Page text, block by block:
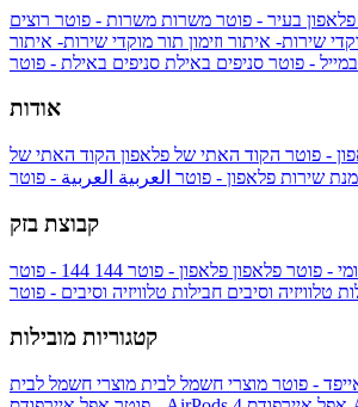
פלאפון בעיר - פוטר משרות משרות - פוטר רוצים
שירות- איתור וזימון תור מוקדי שירות- איתור
- פוטר סניפים באילת סניפים באילת - פוטר
אודות
- פוטר הקוד האתי של פלאפון הקוד האתי של
שירות פלאפון - פוטר العربية العربية - פוטר
קבוצת בזק
- פוטר פלאפון פלאפון - פוטר 144
טלוויזיה וסיבים חבילות טלוויזיה וסיבים - פוטר
קטגוריות מובילות
- פוטר מוצרי חשמל לבית מוצרי חשמל לבית